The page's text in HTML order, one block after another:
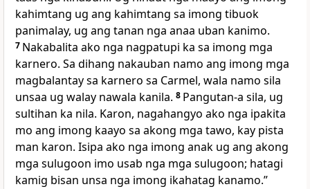
kahimtang ug ang kahimtang sa imong tibuok
panimalay, ug ang tanan nga anaa uban kanimo.
7 Nakabalita ako nga nagpatupi ka sa imong mga
karnero. Sa dihang nakauban namo ang imong mga
magbalantay sa karnero sa Carmel, wala namo sila
unsaa ug walay nawala kanila. 8 Pangutan-a sila, ug
sultihan ka nila. Karon, nagahangyo ako nga ipakita
mo ang imong kaayo sa akong mga tawo, kay pista
man karon. Isipa ako nga imong anak ug ang akong
mga sulugoon imo usab nga mga sulugoon; hatagi
kamig bisan unsa nga imong ikahatag kanamo.”